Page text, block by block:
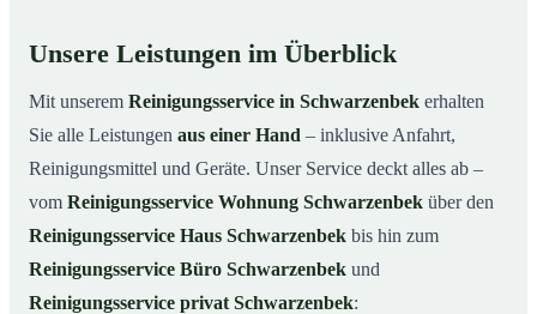
Unsere Leistungen im Überblick
Mit unserem Reinigungsservice in Schwarzenbek erhalten
Sie alle Leistungen aus einer Hand – inklusive Anfahrt,
Reinigungsmittel und Geräte. Unser Service deckt alles ab –
vom Reinigungsservice Wohnung Schwarzenbek über den
Reinigungsservice Haus Schwarzenbek bis hin zum
Reinigungsservice Büro Schwarzenbek und
Reinigungsservice privat Schwarzenbek: